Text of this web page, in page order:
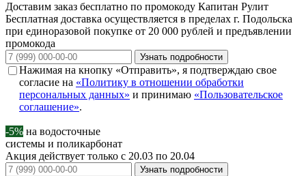
Доставим заказ бесплатно по промокоду Капитан Рулит
Бесплатная доставка осуществляется в пределах г. Подольска
при единоразовой покупке от 20 000 рублей и предъявлении
промокода
Узнать подробности
Нажимая на кнопку «Отправить», я подтверждаю свое
согласие на «Политику в отношении обработки
персональных данных» и принимаю «Пользовательское
соглашение».
-5% на водосточные
системы и поликарбонат
Акция действует только с 20.03 по 20.04
Узнать подробности